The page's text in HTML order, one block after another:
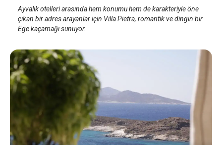
Ayvalık otelleri arasında hem konumu hem de karakteriyle öne
çıkan bir adres arayanlar için Villa Pietra, romantik ve dingin bir
Ege kaçamağı sunuyor.